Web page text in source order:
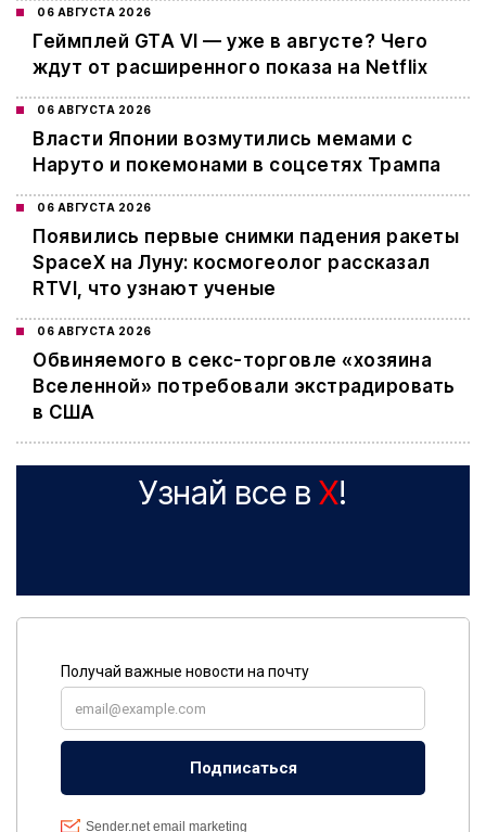
06 АВГУСТА 2026
Геймплей GTA VI — уже в августе? Чего
ждут от расширенного показа на Netflix
06 АВГУСТА 2026
Власти Японии возмутились мемами с
Наруто и покемонами в соцсетях Трампа
06 АВГУСТА 2026
Появились первые снимки падения ракеты
SpaceX на Луну: космогеолог рассказал
RTVI, что узнают ученые
06 АВГУСТА 2026
Обвиняемого в секс-торговле «хозяина
Вселенной» потребовали экстрадировать
в США
Узнай все в X!